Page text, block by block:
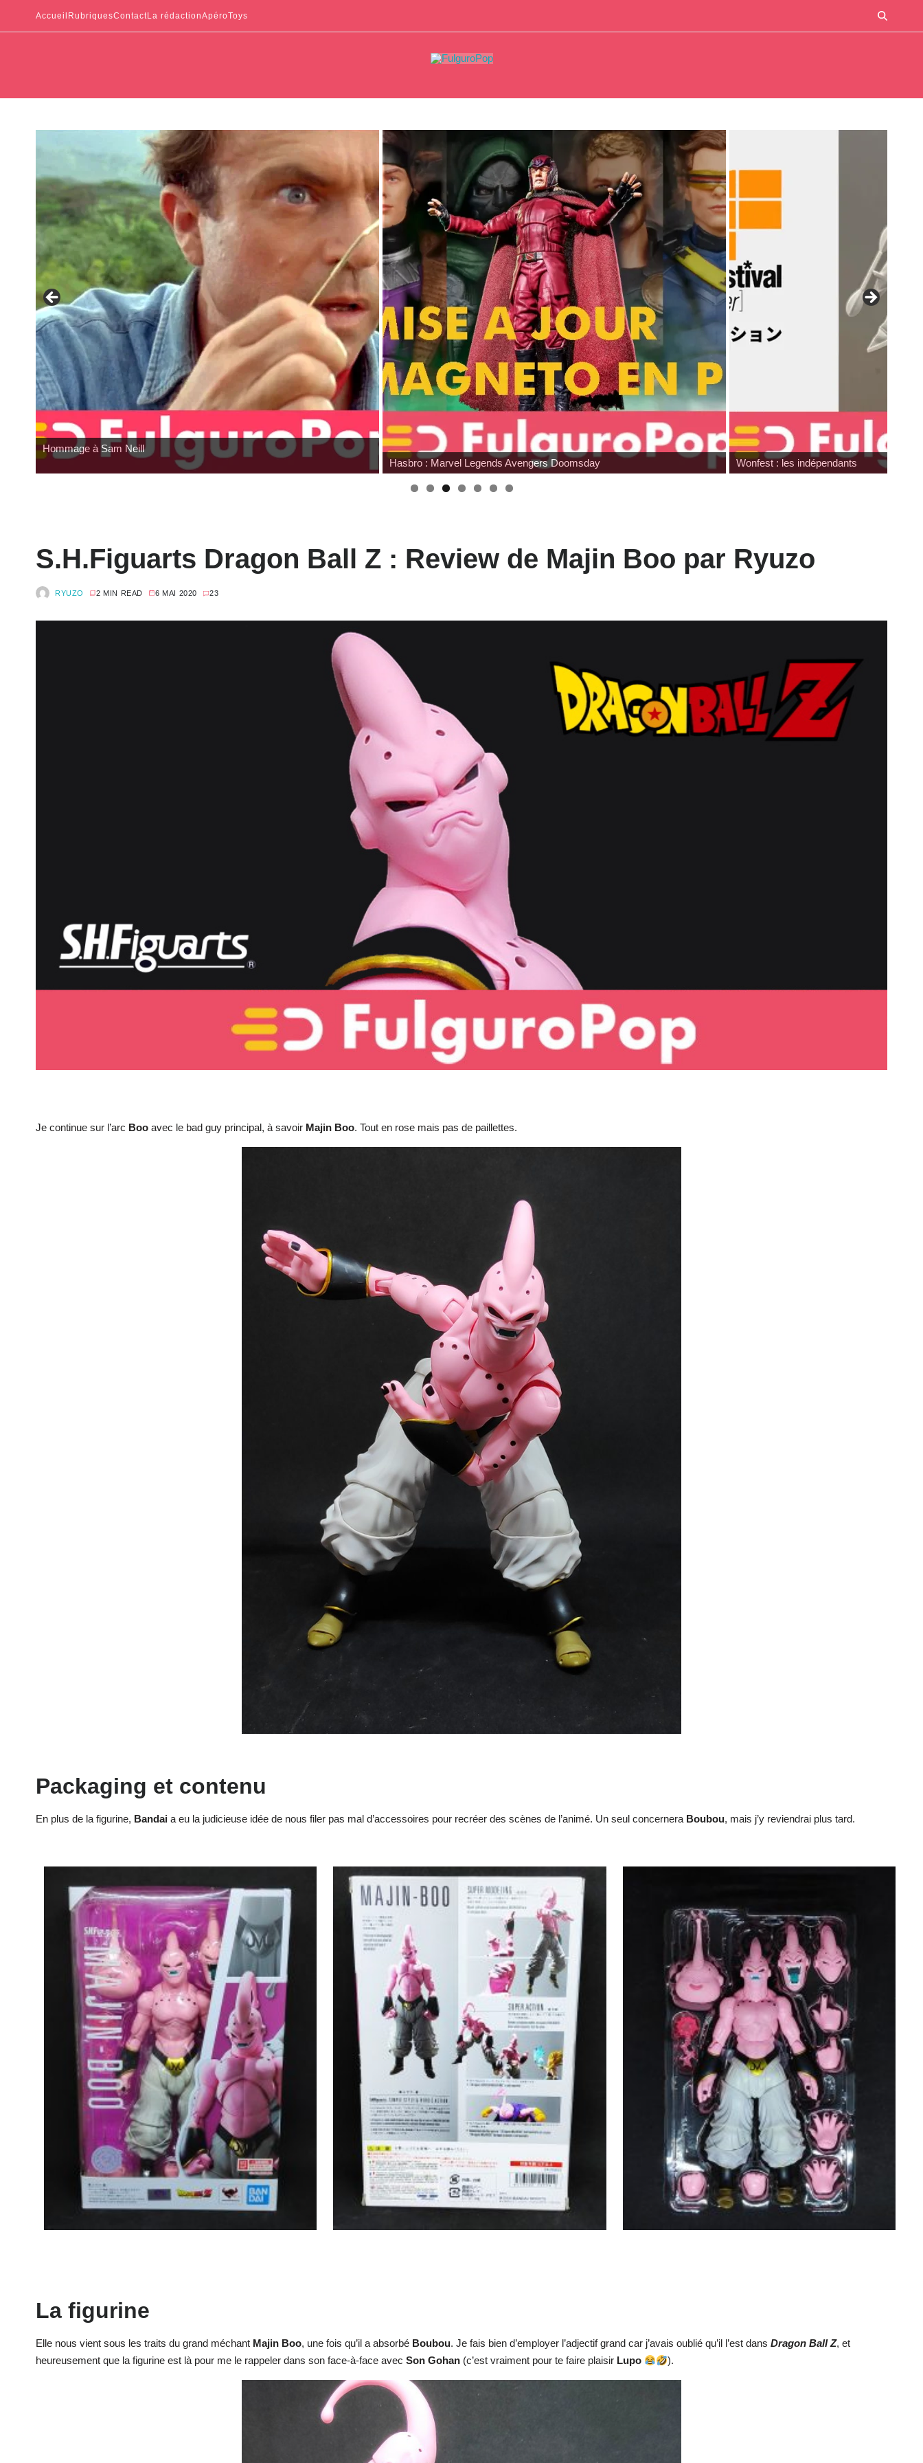
Accueil RubriquesContactLa rédactionApéroToys
Hasbro : Marvel Legends Avengers Doomsday Wonfest : les indépendants Japan Expo : les toys
S.H.Figuarts Dragon Ball Z : Review de Majin Boo par Ryuzo
RYUZO 2 MIN READ 6 MAI 2020 23
Je continue sur l’arc Boo avec le bad guy principal, à savoir Majin Boo. Tout en rose mais pas de paillettes.
Packaging et contenu
En plus de la figurine, Bandai a eu la judicieuse idée de nous filer pas mal d’accessoires pour recréer des scènes de l’animé. Un seul concernera Boubou, mais j’y reviendrai plus tard.
La figurine
Elle nous vient sous les traits du grand méchant Majin Boo, une fois qu’il a absorbé Boubou. Je fais bien d’employer l’adjectif grand car j’avais oublié qu’il l’est dans Dragon Ball Z, et
heureusement que la figurine est là pour me le rappeler dans son face-à-face avec Son Gohan (c’est vraiment pour te faire plaisir Lupo ).